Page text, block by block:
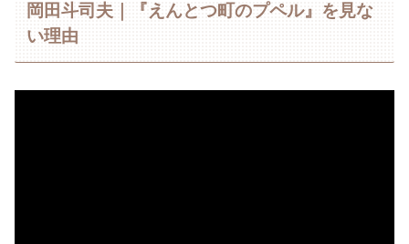
岡田斗司夫｜『えんとつ町のプペル』を見な
い理由